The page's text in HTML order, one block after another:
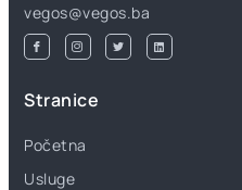
vegos@vegos.ba
Stranice
Početna
Usluge